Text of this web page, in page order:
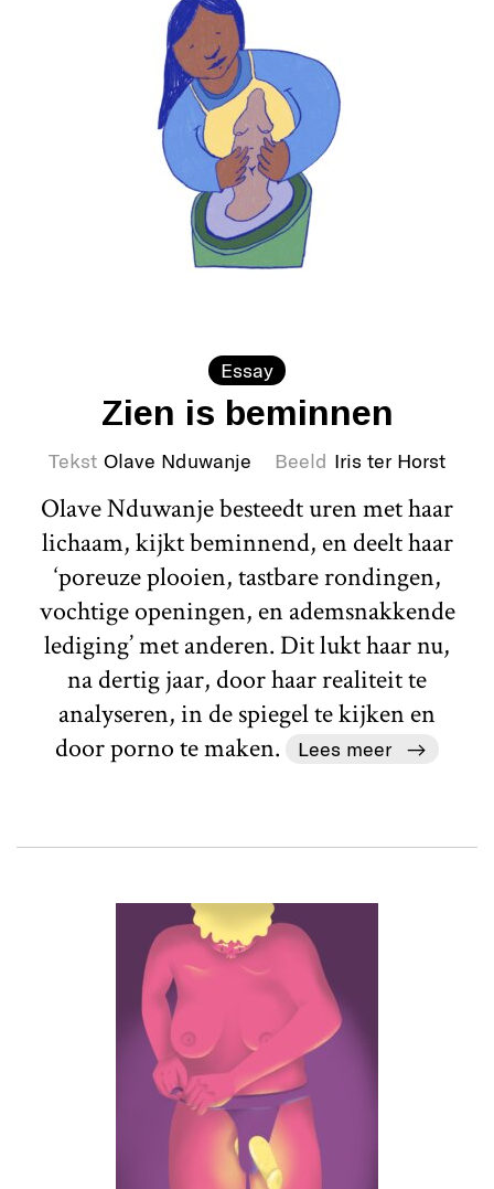
Essay
Zien is beminnen
Tekst Olave Nduwanje Beeld Iris ter Horst
Olave Nduwanje besteedt uren met haar
lichaam, kijkt beminnend, en deelt haar
‘poreuze plooien, tastbare rondingen,
vochtige openingen, en ademsnakkende
lediging’ met anderen. Dit lukt haar nu,
na dertig jaar, door haar realiteit te
analyseren, in de spiegel te kijken en
door porno te maken.
Lees meer